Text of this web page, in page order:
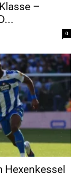
–
0
Hexenkessel